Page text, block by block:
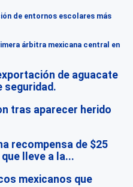
de entornos escolares más
árbitra mexicana central en
de aguacate
seguridad.
tras aparecer herido
recompensa de $25
lleve a la...
mexicanos que